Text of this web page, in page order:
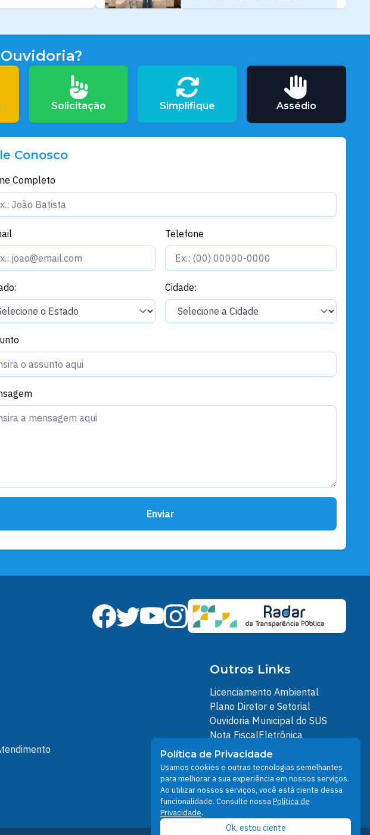
Gerais
ajuda humanitária a catraieiros
de Alter do Chão
Solicitação Simplifique Assédio
Conosco
Completo
Telefone
Cidade:
Enviar
Outros Links
Licenciamento Ambiental
Plano Diretor e Setorial
Ouvidoria Municipal do SUS
Nota FiscalEletrônica
IPTU
Junta Militar
Santarém Conectada
Política de Privacidade
People illustrations by Storyset
Política de Privacidade
Usamos cookies e outras tecnologias semelhantes
para melhorar a sua experiência em nossos serviços.
Ao utilizar nossos serviços, você está ciente dessa
funcionalidade. Consulte nossaPolítica de
Privacidade.
Ok, estou ciente